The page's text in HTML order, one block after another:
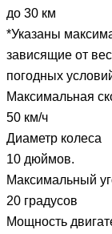
до 30 км
*Указаны
зависящие от
погодных
Максимальная
50 км/ч
Диаметр колеса
10 дюймов.
Максимальный
20 градусов
Мощность